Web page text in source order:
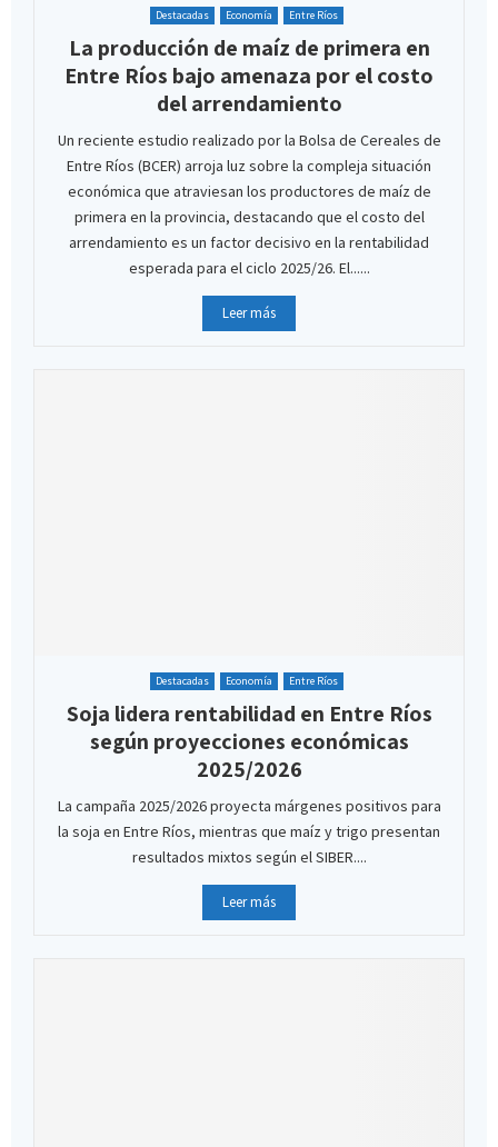
Destacadas Economía Entre Ríos
La producción de maíz de primera en
Entre Ríos bajo amenaza por el costo
del arrendamiento
Un reciente estudio realizado por la Bolsa de Cereales de
Entre Ríos (BCER) arroja luz sobre la compleja situación
económica que atraviesan los productores de maíz de
primera en la provincia, destacando que el costo del
arrendamiento es un factor decisivo en la rentabilidad
esperada para el ciclo 2025/26. El......
Leer más
Destacadas Economía Entre Ríos
Soja lidera rentabilidad en Entre Ríos
según proyecciones económicas
2025/2026
La campaña 2025/2026 proyecta márgenes positivos para
la soja en Entre Ríos, mientras que maíz y trigo presentan
resultados mixtos según el SIBER....
Leer más